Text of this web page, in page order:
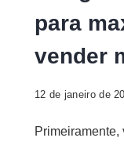
Adspara
vender
12 de janeiro de